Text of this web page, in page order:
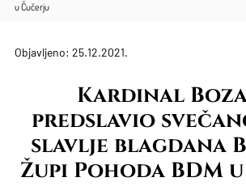
u Čučerju
Objavljeno: 25.12.2021.
Kardinal
predslavio
slavlje blagdana
Župi Pohoda BDM